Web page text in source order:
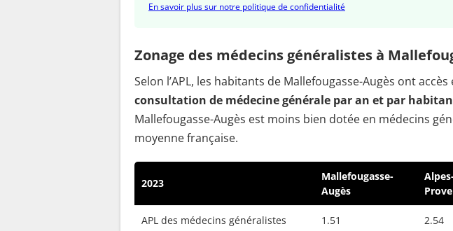
En savoir plus sur notre politique de confidentialité
Zonage des médecins généralistes à
Selon l’APL, les habitants de Mallefougasse-Augès ont
consultation de médecine générale par an et par
Mallefougasse-Augès est moins bien dotée en médecins
moyenne française.
2023
Mallefougasse-
Augès
APL des médecins généralistes 1.51 2.54